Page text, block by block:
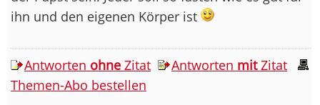
ihn und den eigenen Körper ist
Antworten ohne Zitat Antworten mitZitat
Themen-Abo bestellen